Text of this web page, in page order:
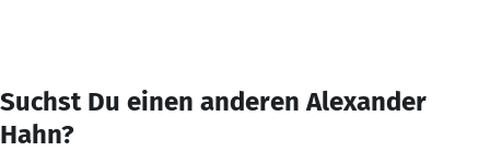
Suchst Du einen anderen Alexander
Hahn?